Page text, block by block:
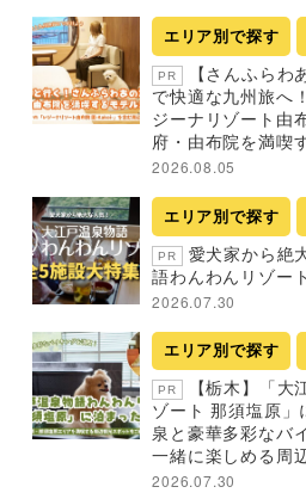
エリア別で探す
PR
【さんふらわ
で快適な九州旅へ
ジーナリゾート由
府・由布院を満喫
2026.08.05
エリア別で探す
PR
愛犬家から絶
語わんわんリゾー
2026.07.30
エリア別で探す
PR
【栃木】「大
ゾート 那須塩原」
泉と豪華多彩なバ
一緒に楽しめる周
2026.07.30